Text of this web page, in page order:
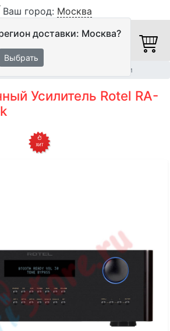
Ваш город: Москва
доставки: Москва?
Выбрать
Интегрированные усилители
Усилитель Rotel RA-